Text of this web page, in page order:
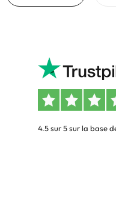
4.5 sur 5 sur la base